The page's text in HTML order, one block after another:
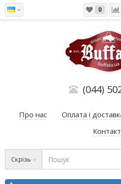
0
(044)
Про нас Оплата і
Скрізь